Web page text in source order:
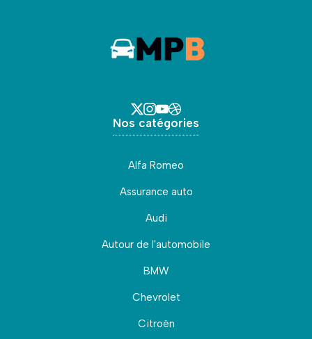
Nos catégories
Alfa Romeo
Assurance auto
Audi
Autour de l'automobile
BMW
Chevrolet
Citroën